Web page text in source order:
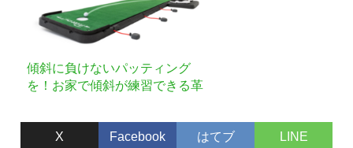
傾斜に負けないパッティング
を！お家で傾斜が練習できる革
（エアブレイク）」が日本上
X Facebook はてブ LINE